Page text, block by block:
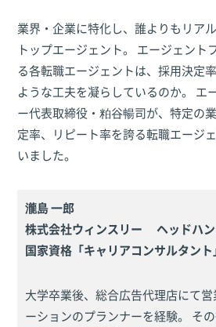
業界・企業に特化し、誰よりもリア
トップエージェント。 エージェント
る各転職エージェントは、採用決定
ような工夫を凝らしているのか。 エ
ー代表取締役・粕谷暢司が、特定の
定率、リピート率を誇る転職エージ
いました。
瀧島 一郎
株式会社ウィンスリー ヘッドハ
国家資格「キャリアコンサルタント
大学卒業後、総合広告代理店にて
ーションのプランナーを経験。 そ